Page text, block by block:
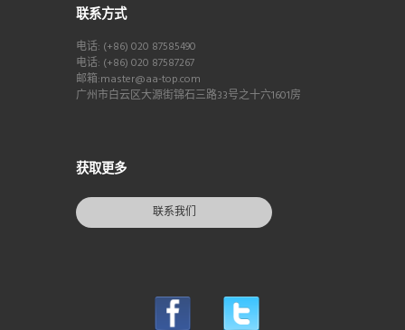
联系方式
电话: (+86) 020 87585490
电话: (+86) 020 87587267
邮箱:master@aa-top.com
广州市白云区大源街锦石三路33号之十六1601房
获取更多
联系我们